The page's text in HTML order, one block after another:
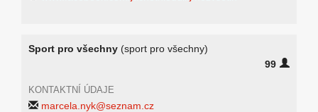
Sport pro všechny (sport pro všechny)
99
KONTAKTNÍ ÚDAJE
marcela.nyk@seznam.cz